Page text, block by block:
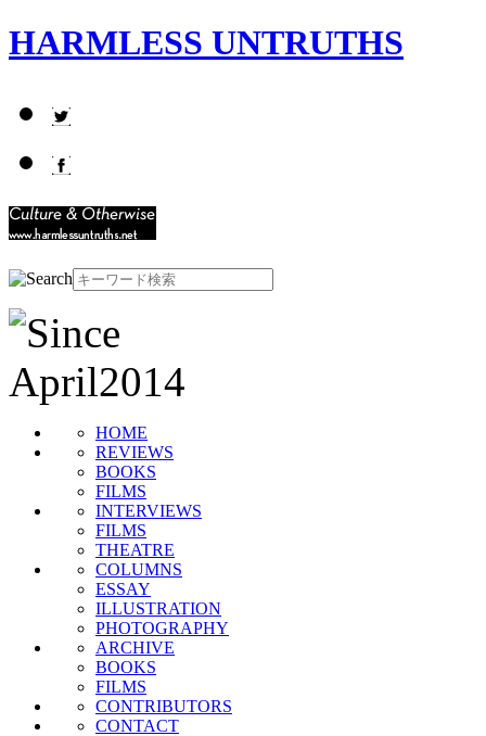
HARMLESS UNTRUTHS
HOME
REVIEWS
BOOKS
FILMS
INTERVIEWS
FILMS
THEATRE
COLUMNS
ESSAY
ILLUSTRATION
PHOTOGRAPHY
ARCHIVE
BOOKS
FILMS
CONTRIBUTORS
CONTACT